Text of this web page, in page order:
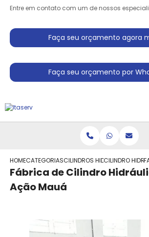
Entre em contato com um de nossos
Faça seu orçamento agora
Faça seu orçamento por
HOMECATEGORIASCILINDROS HIDRAULICO
CILINDRO
Fábrica de Cilindro
Ação Mauá